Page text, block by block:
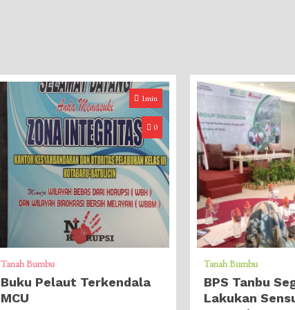
1min
0
Tanah Bumbu
Buku Pelaut Terkendala
MCU
Tanah Bumbu
BPS Tanbu
Lakukan